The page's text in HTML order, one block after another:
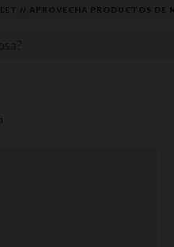
// APROVECHA PRODUCTOS DE